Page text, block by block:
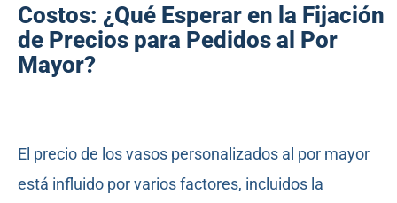
Costos: ¿Qué Esperar en la Fijación
de Precios para Pedidos al Por
Mayor?
El precio de los vasos personalizados al por mayor
está influido por varios factores, incluidos la